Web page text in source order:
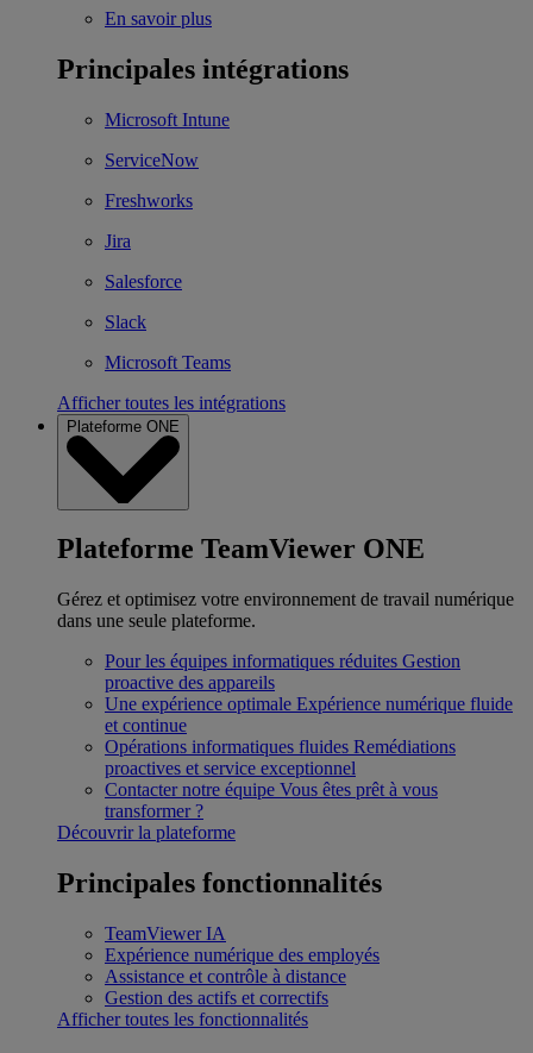
En savoir plus
Principales intégrations
Microsoft Intune
ServiceNow
Freshworks
Jira
Salesforce
Slack
Microsoft Teams
Afficher toutes les intégrations
Plateforme ONE
Plateforme TeamViewer ONE
Gérez et optimisez votre environnement de travail numérique
dans une seule plateforme.
Pour les équipes informatiques réduites Gestion
proactive des appareils
Une expérience optimale Expérience numérique fluide
et continue
Opérations informatiques fluides Remédiations
proactives et service exceptionnel
Contacter notre équipe Vous êtes prêt à vous
transformer ?
Découvrir la plateforme
Principales fonctionnalités
TeamViewer IA
Expérience numérique des employés
Assistance et contrôle à distance
Gestion des actifs et correctifs
Afficher toutes les fonctionnalités